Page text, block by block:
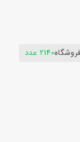
2140 عدد